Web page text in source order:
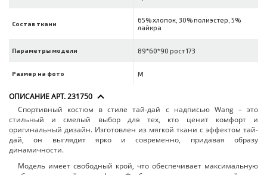
Состав ткани
65% хлопок, 30% полиэстер, 5%
лайкра
Параметры модели 89*60*90 рост 173
Размер на фото M
ОПИСАНИЕ АРТ. 231750
Спортивный костюм в стиле тай-дай с надписью Wang – это
стильный и смелый выбор для тех, кто ценит комфорт и
оригинальный дизайн. Изготовлен из мягкой ткани с эффектом тай-
дай, он выглядит ярко и современно, придавая образу
динамичности.
Модель имеет свободный крой, что обеспечивает максимальную